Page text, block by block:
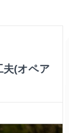
夫(オペア